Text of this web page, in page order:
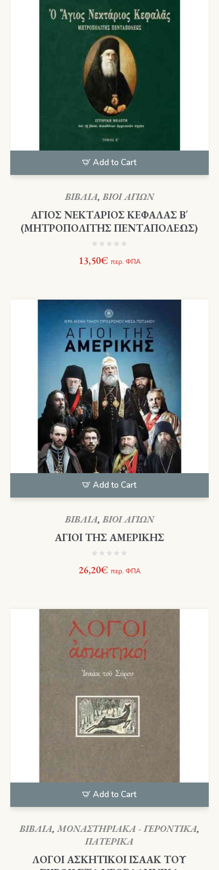
Add to Cart
ΒΙΒΛΙΑ,ΒΙΟΙ ΑΓΙΩΝ
ΑΓΙΟΣ ΝΕΚΤΑΡΙΟΣ ΚΕΦΑΛΑΣ Β΄
(ΜΗΤΡΟΠΟΛΙΤΗΣ ΠΕΝΤΑΠΟΛΕΩΣ)
13,50€ περ. ΦΠΑ
Add to Cart
ΒΙΒΛΙΑ,ΒΙΟΙ ΑΓΙΩΝ
ΑΓΙΟΙ ΤΗΣ ΑΜΕΡΙΚΗΣ
26,20€ περ. ΦΠΑ
Add to Cart
ΒΙΒΛΙΑ,ΜΟΝΑΣΤΗΡΙΑΚΑ - ΓΕΡΟΝΤΙΚΑ,
ΠΑΤΕΡΙΚΑ
ΛΟΓΟΙ ΑΣΚΗΤΙΚΟΙ ΙΣΑΑΚ ΤΟΥ